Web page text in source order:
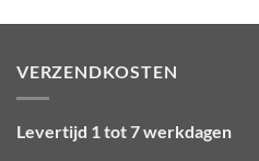
VERZENDKOSTEN
Levertijd 1 tot 7 werkdagen